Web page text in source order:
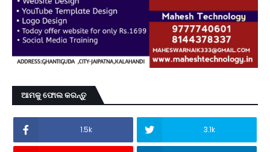
ଆମକୁ ଫୋଲ କରନ୍ତୁ
1.5k 3.1k